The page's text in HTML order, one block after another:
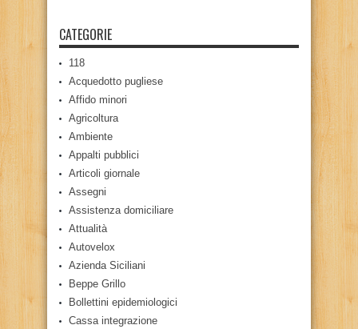
CATEGORIE
118
Acquedotto pugliese
Affido minori
Agricoltura
Ambiente
Appalti pubblici
Articoli giornale
Assegni
Assistenza domiciliare
Attualità
Autovelox
Azienda Siciliani
Beppe Grillo
Bollettini epidemiologici
Cassa integrazione